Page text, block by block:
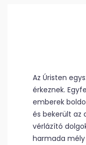
Az Úristen
érkeznek.
emberek
és bekerült az
vérlázító
harmada mély